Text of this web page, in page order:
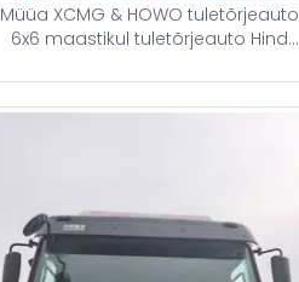
Müüa XCMG & HOWO tuletõrjeauto
6x6 maastikul tuletõrjeauto Hind